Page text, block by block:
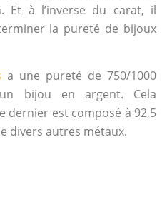
Et à l’inverse du carat, il
la pureté de bijoux
a une pureté de 750/1000
bijou en argent. Cela
dernier est composé à 92,5
divers autres métaux.